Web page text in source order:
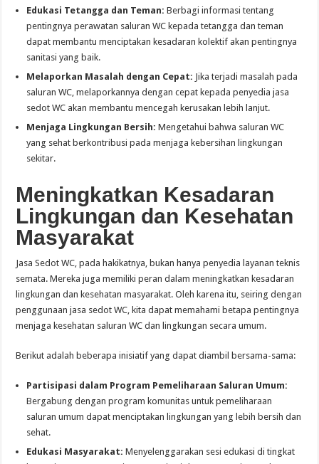
Edukasi Tetangga dan Teman: Berbagi informasi tentang
pentingnya perawatan saluran WC kepada tetangga dan teman
dapat membantu menciptakan kesadaran kolektif akan pentingnya
sanitasi yang baik.
Melaporkan Masalah dengan Cepat: Jika terjadi masalah pada
saluran WC, melaporkannya dengan cepat kepada penyedia jasa
sedot WC akan membantu mencegah kerusakan lebih lanjut.
Menjaga Lingkungan Bersih: Mengetahui bahwa saluran WC
yang sehat berkontribusi pada menjaga kebersihan lingkungan
sekitar.
Meningkatkan Kesadaran
Lingkungan dan Kesehatan
Masyarakat
Jasa Sedot WC, pada hakikatnya, bukan hanya penyedia layanan teknis
semata. Mereka juga memiliki peran dalam meningkatkan kesadaran
lingkungan dan kesehatan masyarakat. Oleh karena itu, seiring dengan
penggunaan jasa sedot WC, kita dapat memahami betapa pentingnya
menjaga kesehatan saluran WC dan lingkungan secara umum.
Berikut adalah beberapa inisiatif yang dapat diambil bersama-sama:
Partisipasi dalam Program Pemeliharaan Saluran Umum:
Bergabung dengan program komunitas untuk pemeliharaan
saluran umum dapat menciptakan lingkungan yang lebih bersih dan
sehat.
Edukasi Masyarakat: Menyelenggarakan sesi edukasi di tingkat